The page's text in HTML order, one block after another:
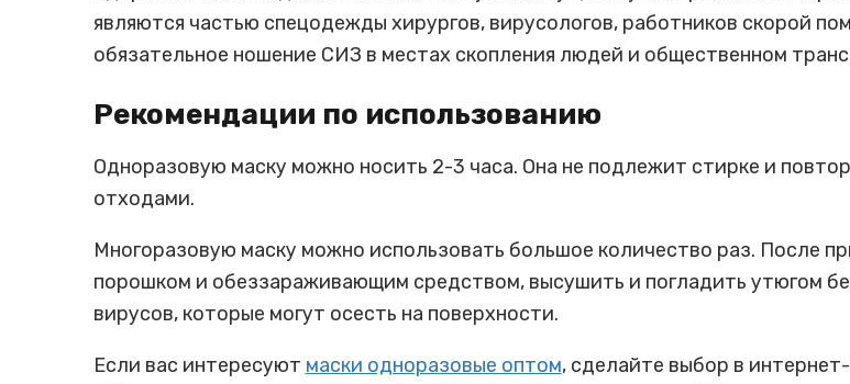
являются частью спецодежды хирургов, вирусологов, работников скорой
обязательное ношение СИЗ в местах скопления людей и общественном
Рекомендации по использованию
Одноразовую маску можно носить 2-3 часа. Она не подлежит стирке и
отходами.
Многоразовую маску можно использовать большое количество раз. После
порошком и обеззараживающим средством, высушить и погладить утюгом
вирусов, которые могут осесть на поверхности.
Если вас интересуют маски одноразовые оптом, сделайте выбор в